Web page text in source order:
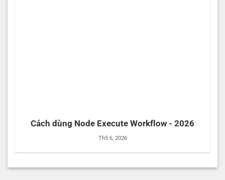
Cách dùng Node Execute Workflow - 2026
Th5 6, 2026